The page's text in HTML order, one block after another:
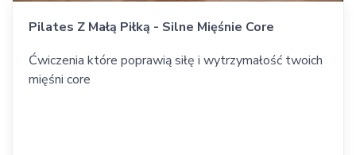
Pilates Z Małą Piłką - Silne Mięśnie Core
Ćwiczenia które poprawią siłę i wytrzymałość twoich
mięśni core